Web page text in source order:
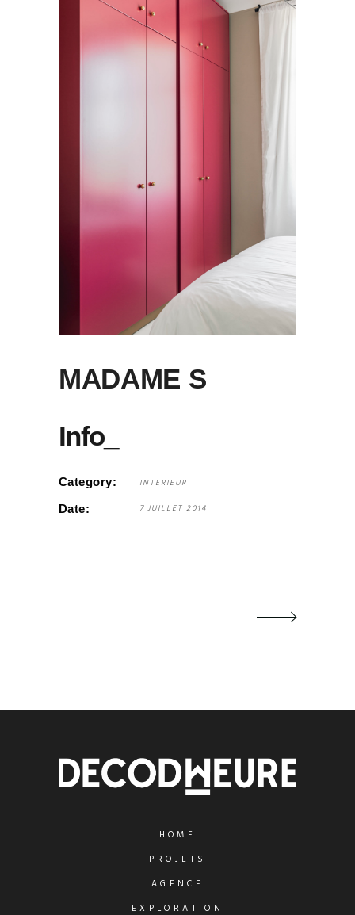
MADAME S
Info_
Category: INTERIEUR
Date: 7 JUILLET 2014
HOME
PROJETS
AGENCE
EXPLORATION